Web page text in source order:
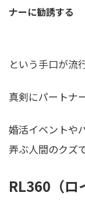
ナーに勧誘する
という手口が流
真剣にパートナ
婚活イベントや
弄ぶ人間のクズ
RL360（ロ